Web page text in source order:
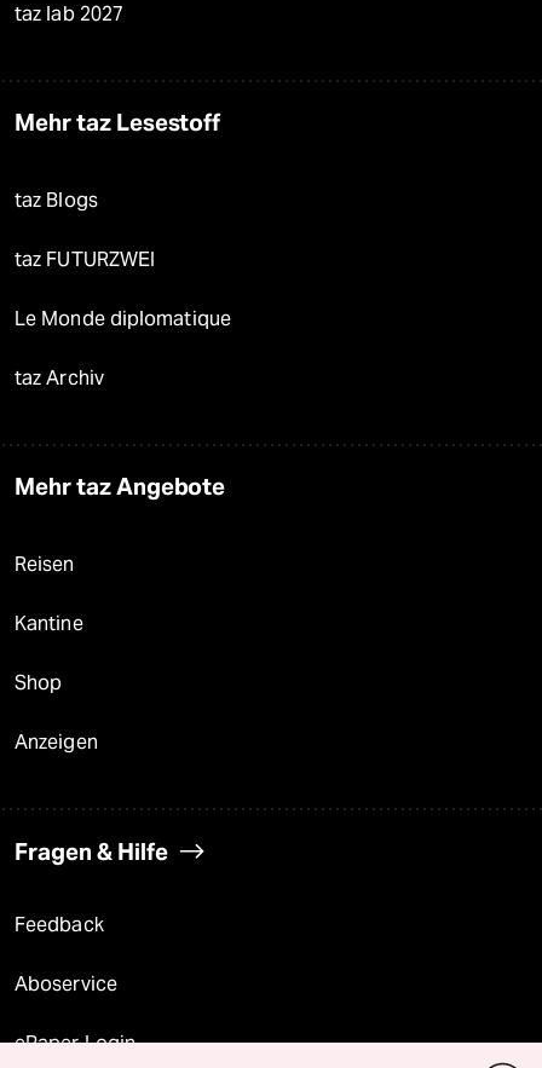
taz lab 2027
Mehr taz Lesestoff
taz Blogs
taz FUTURZWEI
Le Monde diplomatique
taz Archiv
Mehr taz Angebote
Reisen
Kantine
Shop
Anzeigen
Fragen & Hilfe
Feedback
Aboservice
ePaper Login